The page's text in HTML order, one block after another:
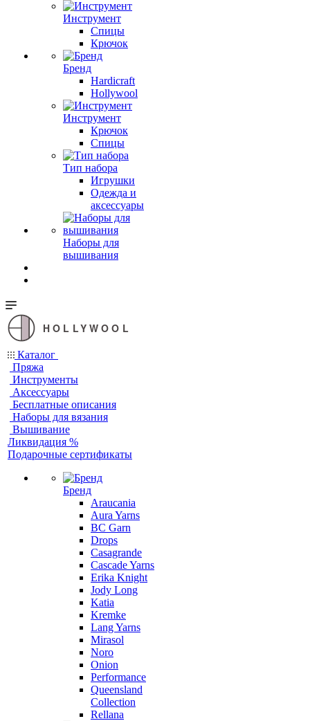
Инструмент
Спицы
Крючок
Бренд
Hardicraft
Hollywool
Инструмент
Крючок
Спицы
Тип набора
Игрушки
Одежда и
аксессуары
Наборы для
вышивания
HOLLYWOOL
Каталог
Пряжа
Инструменты
Аксессуары
Бесплатные описания
Наборы для вязания
Вышивание
Ликвидация %
Подарочные сертификаты
Бренд
Araucania
Aura Yarns
BC Garn
Drops
Casagrande
Cascade Yarns
Erika Knight
Jody Long
Katia
Kremke
Lang Yarns
Mirasol
Noro
Onion
Performance
Queensland
Collection
Rellana